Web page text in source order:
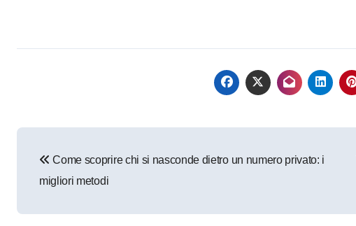
articoli
Come scoprire chi si nasconde dietro un numero privato: i
migliori metodi